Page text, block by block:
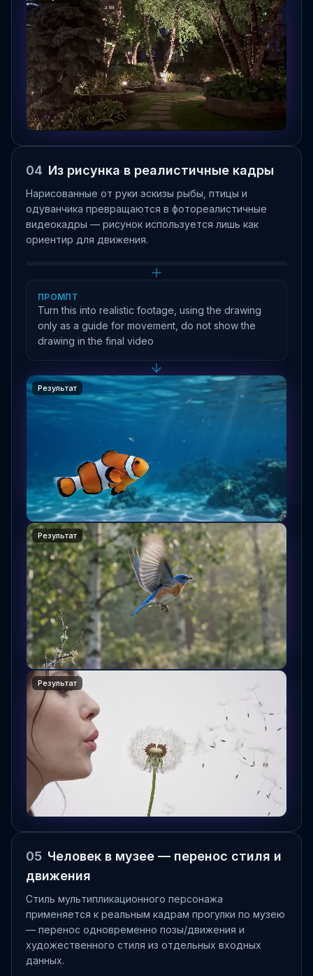
04 Из рисунка в реалистичные кадры
Нарисованные от руки эскизы рыбы, птицы и
одуванчика превращаются в фотореалистичные
видеокадры — рисунок используется лишь как
ориентир для движения.
ПРОМПТ
Turn this into realistic footage, using the drawing
only as a guide for movement, do not show the
drawing in the final video
Результат
Результат
Результат
05 Человек в музее — перенос стиля и
движения
Стиль мультипликационного персонажа
применяется к реальным кадрам прогулки по музею
— перенос одновременно позы/движения и
художественного стиля из отдельных входных
данных.